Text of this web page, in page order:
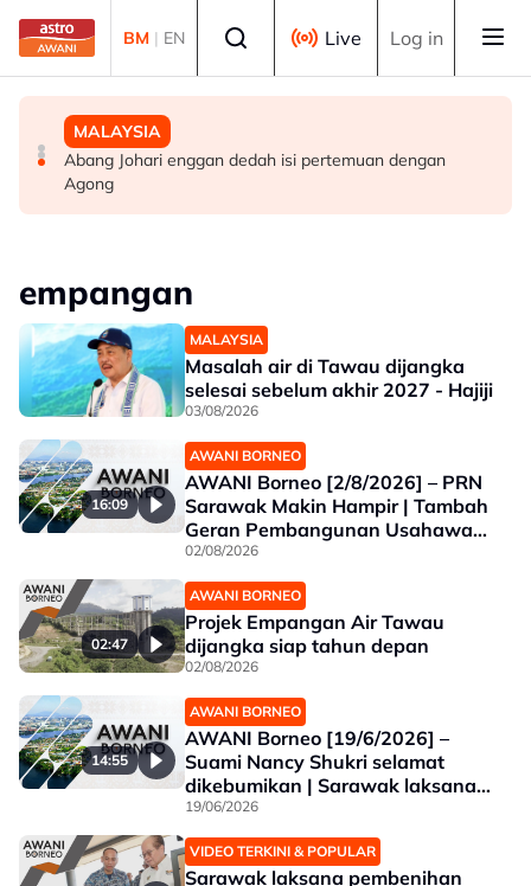
Skip to main content
BM | EN Live Log in
MALAYSIA
Perak teliti bantuan kepada lebih 1,200 pesawah
terjejas cuaca panas, bekalan air
MALAYSIA
Polis siasat pemilik, motif bagasi disyaki mengandungi
bahan letupan
MALAYSIA
Abang Johari enggan dedah isi pertemuan dengan
Agong
empangan
MALAYSIA
Masalah air di Tawau dijangka
selesai sebelum akhir 2027 - Hajiji
03/08/2026
16:09
AWANI BORNEO
AWANI Borneo [2/8/2026] – PRN
Sarawak Makin Hampir | Tambah
Geran Pembangunan Usahawan
Wanita | Projek Empangan Air
Tawau siap 2027
02/08/2026
02:47
AWANI BORNEO
Projek Empangan Air Tawau
dijangka siap tahun depan
02/08/2026
14:55
AWANI BORNEO
AWANI Borneo [19/6/2026] –
Suami Nancy Shukri selamat
dikebumikan | Sarawak laksana
pembenihan awan tingkat paras
air empangan | Koperasi di Sabah
perlu berani lakukan transformasi
perniagaan
19/06/2026
VIDEO TERKINI & POPULAR
Sarawak laksana pembenihan